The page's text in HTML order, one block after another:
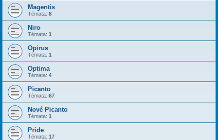
Magentis
Témata: 8
Niro
Témata: 1
Opirus
Témata: 1
Optima
Témata: 4
Picanto
Témata: 67
Nové Picanto
Témata: 1
Pride
Témata: 17